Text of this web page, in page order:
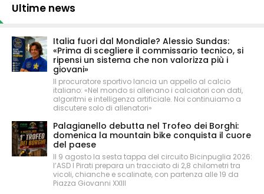
Ultime news
Italia fuori dal Mondiale? Alessio Sundas:
«Prima di scegliere il commissario tecnico, si
ripensi un sistema che non valorizza più i
giovani»
Il procuratore sportivo lancia un appello al calcio
italiano: «Nel mondo si allenano i calciatori con dati,
algoritmi e intelligenza artificiale. Noi continuiamo a
discutere solo di allenatori»
Palagianello debutta nel Trofeo dei Borghi:
domenica la mountain bike conquista il cuore
del paese
Il 9 agosto la sesta tappa del circuito Bicinpuglia 2026:
l’ASD I Pirati prepara un tracciato di 2,8 chilometri tra
vicoli, chianche e scalinate, con partenza alle 19 da
Piazza Giovanni XXIII